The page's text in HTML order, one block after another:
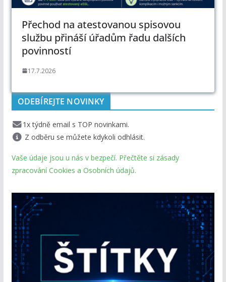
Přechod na atestovanou spisovou
službu přináší úřadům řadu dalších
povinností
17.7.2026
ODEBÍREJTE NOVINKY
1x týdně email s TOP novinkami.
Z odběru se můžete kdykoli odhlásit.
Vaše údaje jsou u nás v bezpečí. Přečtěte si zásady
zpracování Cookies a Osobních údajů.